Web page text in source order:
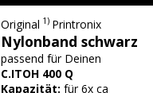
Original 1) Printronix
Nylonband schwarz
passend für Deinen
C.ITOH 400 Q
Kapazität: für 6x ca